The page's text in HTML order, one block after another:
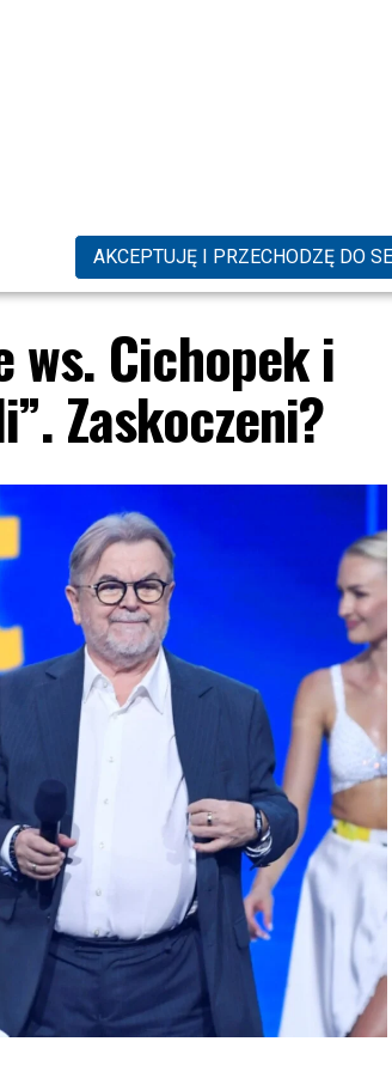
AKCEPTUJĘ I PRZECHODZĘ DO
ws. Cichopek i
Zaskoczeni?